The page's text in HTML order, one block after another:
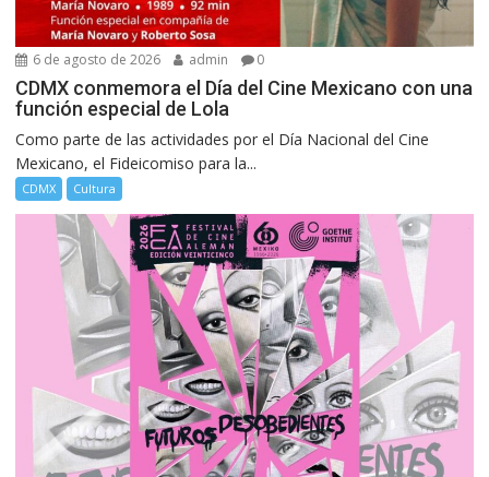
6 de agosto de 2026 admin 0
CDMX conmemora el Día del Cine Mexicano con una
función especial de Lola
Como parte de las actividades por el Día Nacional del Cine
Mexicano, el Fideicomiso para la...
CDMX Cultura